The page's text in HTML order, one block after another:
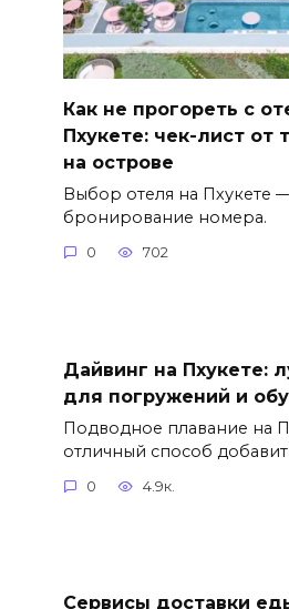
Как не прогореть с
Пхукете: чек-лист от
на острове
Выбор отеля на Пхукете
бронирование номера.
0 702
Дайвинг на Пхукете:
для погружений и
Подводное плавание на
отличный способ
0 4.9к.
Сервисы доставки